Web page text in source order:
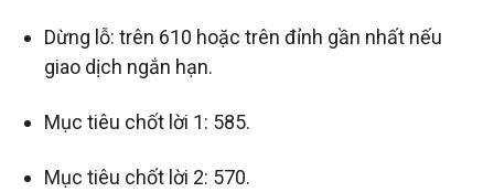
Dừng lỗ: trên 610 hoặc trên đỉnh gần nhất nếu
giao dịch ngắn hạn.
Mục tiêu chốt lời 1: 585.
Mục tiêu chốt lời 2: 570.